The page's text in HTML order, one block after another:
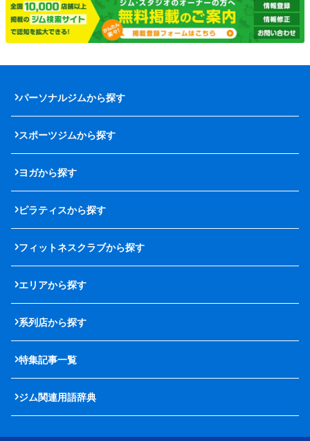
パーソナルジムから探す
スポーツジムから探す
ヨガから探す
ピラティスから探す
フィットネスクラブから探す
エリアから探す
系列店から探す
特集記事一覧
ジム関連用語辞典